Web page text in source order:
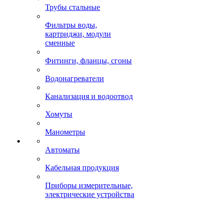
Трубы стальные
Фильтры воды,
картриджи, модули
сменные
Фитинги, фланцы, сгоны
Водонагреватели
Канализация и водоотвод
Хомуты
Манометры
Автоматы
Кабельная продукция
Приборы измерительные,
электрические устройства